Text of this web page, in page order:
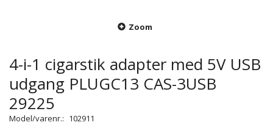
Zoom
4-i-1 cigarstik adapter med 5V USB
udgang PLUGC13 CAS-3USB
29225
Model/varenr.: 102911